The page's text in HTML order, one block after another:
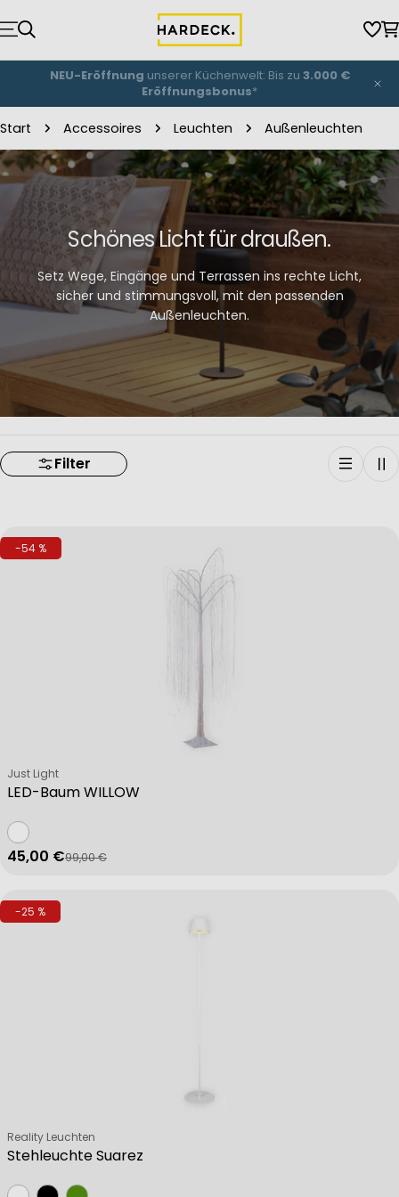
Inhalt
springen
NEU-Eröffnung unserer Küchenwelt: Bis zu 3.000 €
Eröffnungsbonus*
Start Accessoires Leuchten Außenleuchten
Schönes Licht für draußen.
Setz Wege, Eingänge und Terrassen ins rechte Licht,
sicher und stimmungsvoll, mit den passenden
Außenleuchten.
Filter
-54 %
LED-Baum WILLOW
Verkäufer:
Just Light
Verkaufspreis
45,00 €
Regulärer Preis
99,00 €
-25 %
Stehleuchte Suarez
Verkäufer:
Reality Leuchten